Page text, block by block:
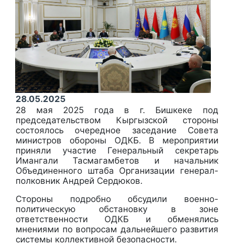
28.05.2025
28 мая 2025 года в г. Бишкеке под
председательством Кыргызской стороны
состоялось очередное заседание Совета
министров обороны ОДКБ. В мероприятии
приняли участие Генеральный секретарь
Имангали Тасмагамбетов и начальник
Объединенного штаба Организации генерал-
полковник Андрей Сердюков.
Стороны подробно обсудили военно-
политическую обстановку в зоне
ответственности ОДКБ и обменялись
мнениями по вопросам дальнейшего развития
системы коллективной безопасности.